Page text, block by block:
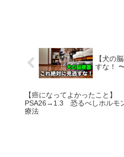
【犬の
すな！
【癌になってよかったこと】
PSA26→1.3 恐るべしホルモ
療法